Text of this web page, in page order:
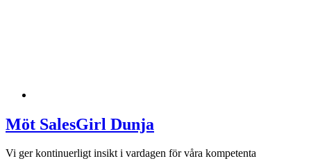
Möt SalesGirl Dunja
Vi ger kontinuerligt insikt i vardagen för våra kompetenta